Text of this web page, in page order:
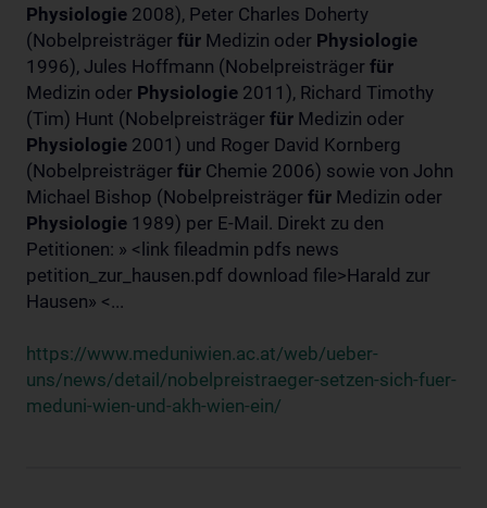
Physiologie 2008), Peter Charles Doherty
(Nobelpreisträger für Medizin oder Physiologie
1996), Jules Hoffmann (Nobelpreisträger für
Medizin oder Physiologie 2011), Richard Timothy
(Tim) Hunt (Nobelpreisträger für Medizin oder
Physiologie 2001) und Roger David Kornberg
(Nobelpreisträger für Chemie 2006) sowie von John
Michael Bishop (Nobelpreisträger für Medizin oder
Physiologie 1989) per E-Mail. Direkt zu den
Petitionen: » <link fileadmin pdfs news
petition_zur_hausen.pdf download file>Harald zur
Hausen» <...
https://www.meduniwien.ac.at/web/ueber-
uns/news/detail/nobelpreistraeger-setzen-sich-fuer-
meduni-wien-und-akh-wien-ein/